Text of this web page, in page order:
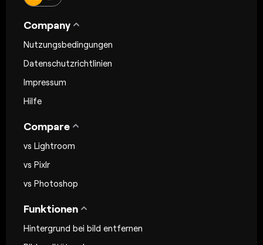
Company
Nutzungsbedingungen
Datenschutzrichtlinien
Impressum
Hilfe
Compare
vs Lightroom
vs Pixlr
vs Photoshop
Funktionen
Hintergrund bei bild entfernen